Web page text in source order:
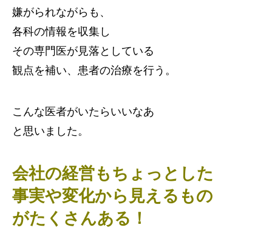
嫌がられながらも、
各科の情報を収集し
その専門医が見落としている
観点を補い、患者の治療を行う。
こんな医者がいたらいいなあ
と思いました。
会社の経営もちょっとした
事実や変化から見えるもの
がたくさんある！